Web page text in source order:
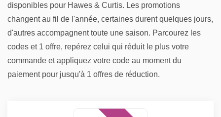
disponibles pour Hawes & Curtis. Les promotions
changent au fil de l'année, certaines durent quelques jours,
d'autres accompagnent toute une saison. Parcourez les
codes et 1 offre, repérez celui qui réduit le plus votre
commande et appliquez votre code au moment du
paiement pour jusqu'à 1 offres de réduction.